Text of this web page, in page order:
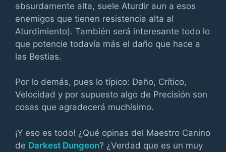
absurdamente alta, suele Aturdir aun a esos
enemigos que tienen resistencia alta al
Aturdimiento). También será interesante todo lo
que potencie todavía más el daño que hace a
las Bestias.
Por lo demás, pues lo típico: Daño, Crítico,
Velocidad y por supuesto algo de Precisión son
cosas que agradecerá muchísimo.
¡Y eso es todo! ¿Qué opinas del Maestro Canino
de Darkest Dungeon? ¿Verdad que es un muy